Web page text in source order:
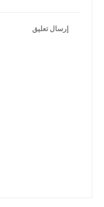
إرسال تعليق